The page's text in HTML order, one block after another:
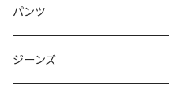
50/XL～
48/L
50/XL～
46/M
48/L
～44/S
46/M
パンツ
～44/S
ジーンズ